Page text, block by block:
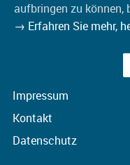
aufbringen zu können,
→ Erfahren Sie mehr,
Impressum
Kontakt
Datenschutz